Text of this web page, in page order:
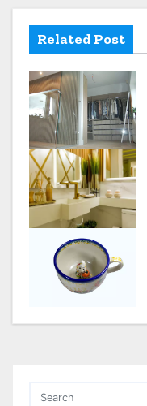
a
w
p
i
s
u
Related Post